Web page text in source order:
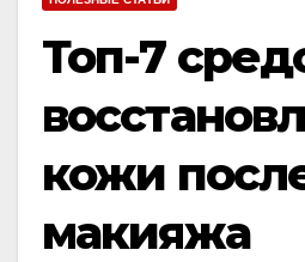
Топ-7
кожи
макияжа